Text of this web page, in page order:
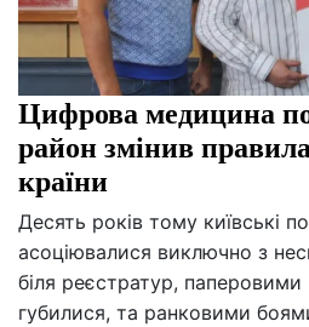
Цифрова медицина
район змінив
країни
Десять років тому київські
асоціювалися виключно з
біля реєстратур, паперовими
губилися, та ранковими